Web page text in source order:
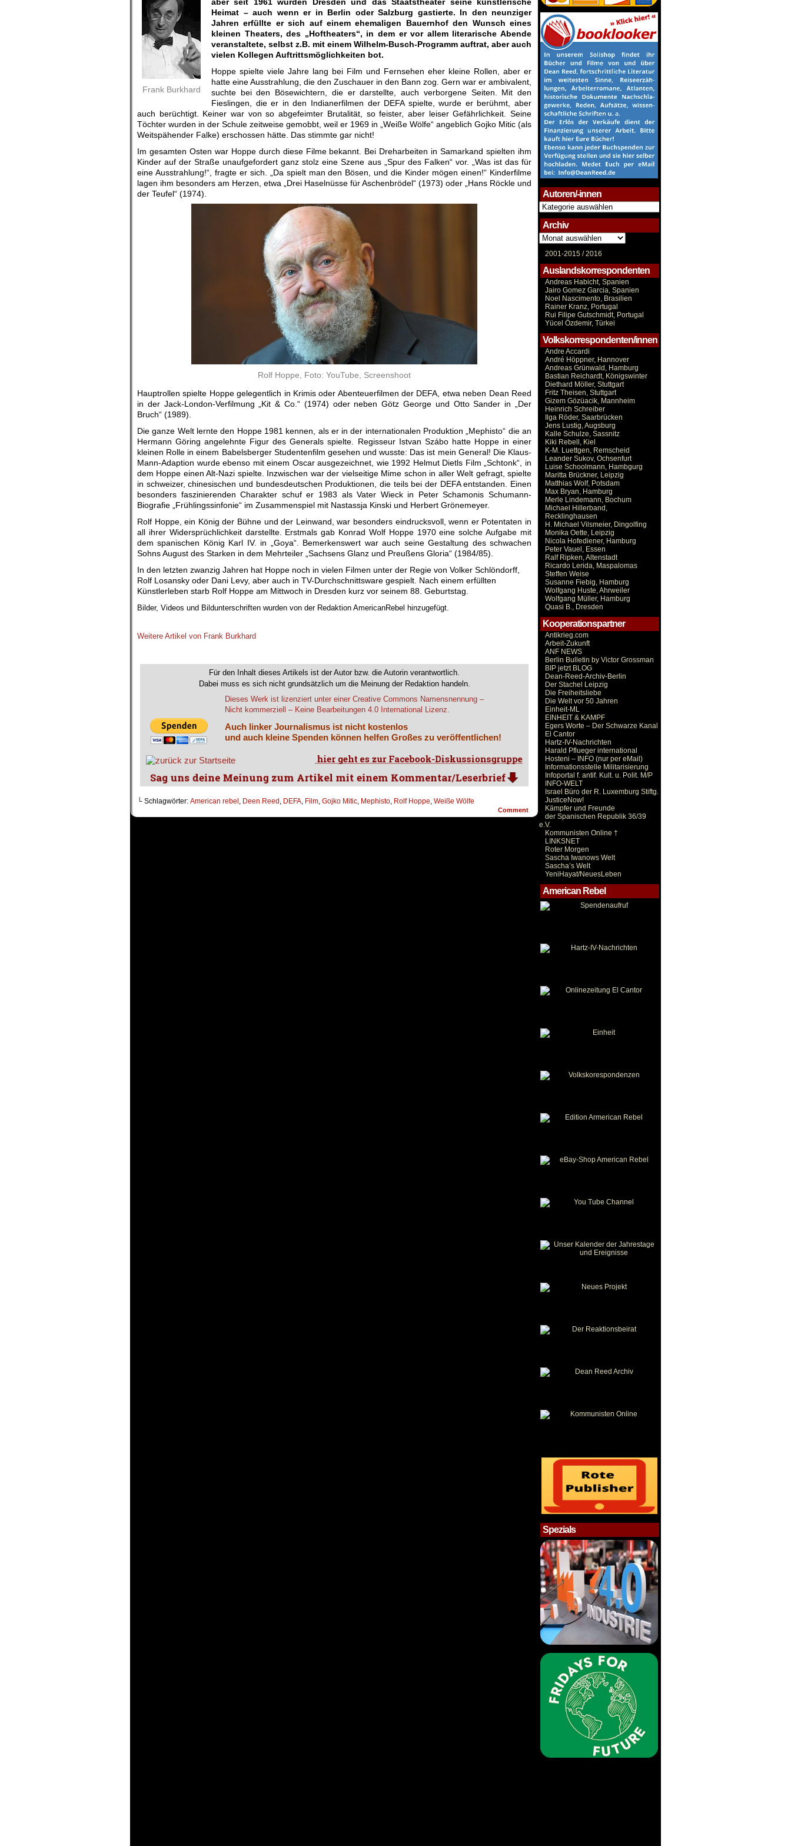
Frank Burkhard
Heimat – auch wenn er in Berlin oder Salzburg gastierte. In den neunziger
Jahren erfüllte er sich auf einem ehemaligen Bauernhof den Wunsch eines
kleinen Theaters, des „Hoftheaters“, in dem er vor allem literarische Abende
veranstaltete, selbst z.B. mit einem Wilhelm-Busch-Programm auftrat, aber auch
vielen Kollegen Auftrittsmöglichkeiten bot.
Hoppe spielte viele Jahre lang bei Film und Fernsehen eher kleine Rollen, aber er
hatte eine Ausstrahlung, die den Zuschauer in den Bann zog. Gern war er ambivalent,
suchte bei den Bösewichtern, die er darstellte, auch verborgene Seiten. Mit den
Fieslingen, die er in den Indianerfilmen der DEFA spielte, wurde er berühmt, aber
auch berüchtigt. Keiner war von so abgefeimter Brutalität, so feister, aber leiser Gefährlichkeit. Seine
Töchter wurden in der Schule zeitweise gemobbt, weil er 1969 in „Weiße Wölfe“ angeblich Gojko Mitic (als
Weitspähender Falke) erschossen hätte. Das stimmte gar nicht!
Im gesamten Osten war Hoppe durch diese Filme bekannt. Bei Dreharbeiten in Samarkand spielten ihm
Kinder auf der Straße unaufgefordert ganz stolz eine Szene aus „Spur des Falken“ vor. „Was ist das für
eine Ausstrahlung!“, fragte er sich. „Da spielt man den Bösen, und die Kinder mögen einen!“ Kinderfilme
lagen ihm besonders am Herzen, etwa „Drei Haselnüsse für Aschenbrödel“ (1973) oder „Hans Röckle und
der Teufel“ (1974).
Rolf Hoppe, Foto: YouTube, Screenshoot
Hauptrollen spielte Hoppe gelegentlich in Krimis oder Abenteuerfilmen der DEFA, etwa neben Dean Reed
in der Jack-London-Verfilmung „Kit & Co.“ (1974) oder neben Götz George und Otto Sander in „Der
Bruch“ (1989).
Die ganze Welt lernte den Hoppe 1981 kennen, als er in der internationalen Produktion „Mephisto“ die an
Hermann Göring angelehnte Figur des Generals spielte. Regisseur Istvan Szábo hatte Hoppe in einer
kleinen Rolle in einem Babelsberger Studentenfilm gesehen und wusste: Das ist mein General! Die Klaus-
Mann-Adaption wurde ebenso mit einem Oscar ausgezeichnet, wie 1992 Helmut Dietls Film „Schtonk“, in
dem Hoppe einen Alt-Nazi spielte. Inzwischen war der vielseitige Mime schon in aller Welt gefragt, spielte
in schweizer, chinesischen und bundesdeutschen Produktionen, die teils bei der DEFA entstanden. Einen
besonders faszinierenden Charakter schuf er 1983 als Vater Wieck in Peter Schamonis Schumann-
Biografie „Frühlingssinfonie“ im Zusammenspiel mit Nastassja Kinski und Herbert Grönemeyer.
Rolf Hoppe, ein König der Bühne und der Leinwand, war besonders eindrucksvoll, wenn er Potentaten in
all ihrer Widersprüchlichkeit darstellte. Erstmals gab Konrad Wolf Hoppe 1970 eine solche Aufgabe mit
dem spanischen König Karl IV. in „Goya“. Bemerkenswert war auch seine Gestaltung des schwachen
Sohns August des Starken in dem Mehrteiler „Sachsens Glanz und Preußens Gloria“ (1984/85).
In den letzten zwanzig Jahren hat Hoppe noch in vielen Filmen unter der Regie von Volker Schlöndorff,
Rolf Losansky oder Dani Levy, aber auch in TV-Durchschnittsware gespielt. Nach einem erfüllten
Künstlerleben starb Rolf Hoppe am Mittwoch in Dresden kurz vor seinem 88. Geburtstag.
Bilder, Videos und Bildunterschriften wurden von der Redaktion AmericanRebel hinzugefügt.
Weitere Artikel von Frank Burkhard
Für den Inhalt dieses Artikels ist der Autor bzw. die Autorin verantwortlich.
Dabei muss es sich nicht grundsätzlich um die Meinung der Redaktion handeln.
Dieses Werk ist lizenziert unter einer Creative Commons Namensnennung –
Nicht kommerziell – Keine Bearbeitungen 4.0 International Lizenz.
Auch linker Journalismus ist nicht kostenlos
und auch kleine Spenden können helfen Großes zu veröffentlichen!
└ Schlagwörter: American rebel , Deen Reed , DEFA, Film, Gojko Mitic, Mephisto, Rolf Hoppe, Weiße Wölfe
Comment
Autoren/-innen
Autoren/-
innen
Archiv
Archiv
2001-2015 /2016
Auslandskorrespondenten
Andreas Habicht, Spanien
Jairo Gomez Garcia, Spanien
Noel Nascimento, Brasilien
Rainer Kranz, Portugal
Rui Filipe Gutschmidt, Portugal
Yücel Özdemir, Türkei
Volkskorrespondenten/innen
Andre Accardi
André Höppner, Hannover
Andreas Grünwald, Hamburg
Bastian Reichardt, Königswinter
Diethard Möller, Stuttgart
Fritz Theisen, Stuttgart
Gizem Gözüacik, Mannheim
Heinrich Schreiber
Ilga Röder, Saarbrücken
Jens Lustig, Augsburg
Kalle Schulze, Sassnitz
Kiki Rebell, Kiel
K-M. Luettgen, Remscheid
Leander Sukov, Ochsenfurt
Luise Schoolmann, Hambgurg
Maritta Brückner, Leipzig
Matthias Wolf, Potsdam
Max Bryan, Hamburg
Merle Lindemann, Bochum
Michael Hillerband,
Recklinghausen
H. Michael Vilsmeier, Dingolfing
Monika Oette, Leipzig
Nicola Hofediener, Hamburg
Peter Vauel, Essen
Ralf Ripken, Altenstadt
Ricardo Lerida, Maspalomas
Steffen Weise
Susanne Fiebig, Hamburg
Wolfgang Huste, Ahrweiler
Wolfgang Müller, Hamburg
Quasi B., Dresden
Kooperationspartner
Antikrieg.com
Arbeit-Zukunft
ANF NEWS
Berlin Bulletin by Victor Grossman
BIP jetzt BLOG
Dean-Reed-Archiv-Berlin
Der Stachel Leipzig
Die Freiheitsliebe
Die Welt vor 50 Jahren
Einheit-ML
EINHEIT & KAMPF
Egers Worte – Der Schwarze Kanal
El Cantor
Hartz-IV-Nachrichten
Harald Pflueger international
Hosteni – INFO (nur per eMail)
Informationsstelle Militarisierung
Infoportal f. antif. Kult. u. Polit. M/P
INFO-WELT
Israel Büro der R. Luxemburg Stiftg.
JusticeNow!
Kämpfer und Freunde
der Spanischen Republik 36/39
e.V.
Kommunisten Online †
LINKSNET
Roter Morgen
Sascha Iwanows Welt
Sascha’s Welt
YeniHayat/NeuesLeben
American Rebel
Spezials